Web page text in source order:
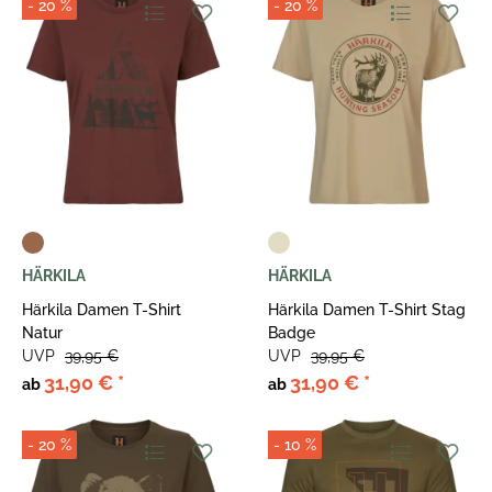
- 20 %
HÄRKILA
Härkila Damen T-Shirt
Natur
ab 31,90 € *
UVP 39,95 €
- 20 %
HÄRKILA
Härkila Damen T-Shirt Stag
Badge
ab 31,90 € *
UVP 39,95 €
- 20 % - 10 %